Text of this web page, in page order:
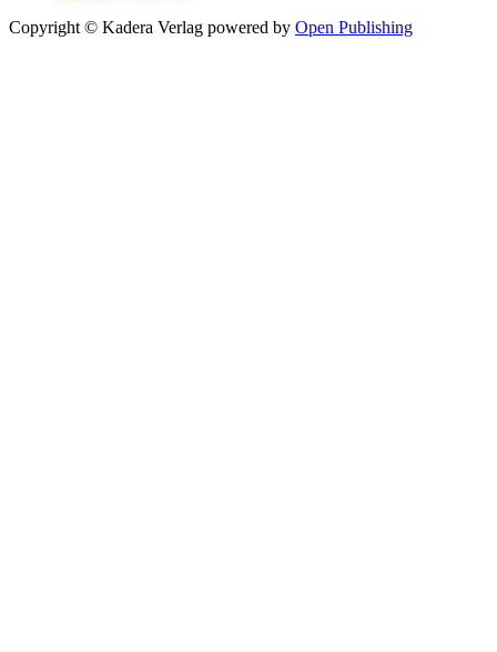
Copyright © Kadera Verlag powered by Open Publishing